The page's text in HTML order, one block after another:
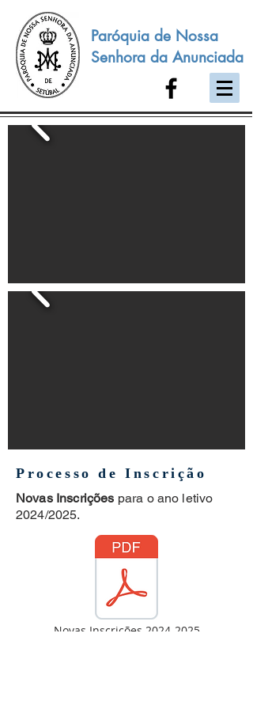
Paróquia de Nossa
Senhora da Anunciada
Processo de Inscrição
Novas Inscrições para o ano letivo
2024/2025.
Novas Inscrições 2024-2025